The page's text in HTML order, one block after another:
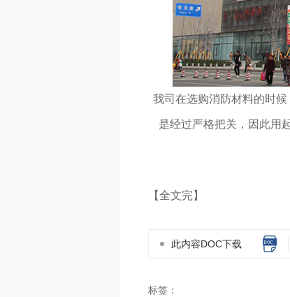
我司在选购消防材料的时
是经过严格把关，因此用
【全文完】
此内容DOC下载
标签：